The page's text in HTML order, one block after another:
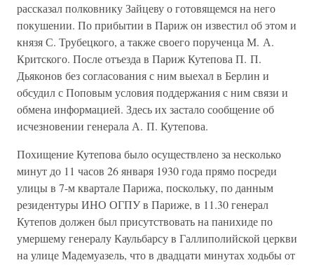
рассказал полковнику Зайцеву о готовящемся на него
покушении. По прибытии в Париж он известил об этом и
князя С. Трубецкого, а также своего порученца М. А.
Критского. После отъезда в Париж Кутепова П. П.
Дьяконов без согласования с ним выехал в Берлин и
обсудил с Поповым условия поддержания с ним связи и
обмена информацией. Здесь их застало сообщение об
исчезновении генерала А. П. Кутепова.
Похищение Кутепова было осуществлено за несколько
минут до 11 часов 26 января 1930 года прямо посреди
улицы в 7-м квартале Парижа, поскольку, по данным
резидентуры ИНО ОГПУ в Париже, в 11.30 генерал
Кутепов должен был присутствовать на панихиде по
умершему генералу Каульбарсу в Галлиполийской церкви
на улице Мадемуазель, что в двадцати минутах ходьбы от